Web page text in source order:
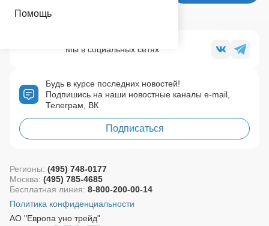
Помощь
Будь в курсе последних новостей!
Подпишись на наши новостные каналы e-mail,
Телеграм, ВК
Подписаться
Мы в социальных сетях
АО "Европа уно трейд"
Регионы: (495) 748-0177
Москва: (495) 785-4685
Бесплатная линия: 8-800-200-00-14
Политика конфиденциальности